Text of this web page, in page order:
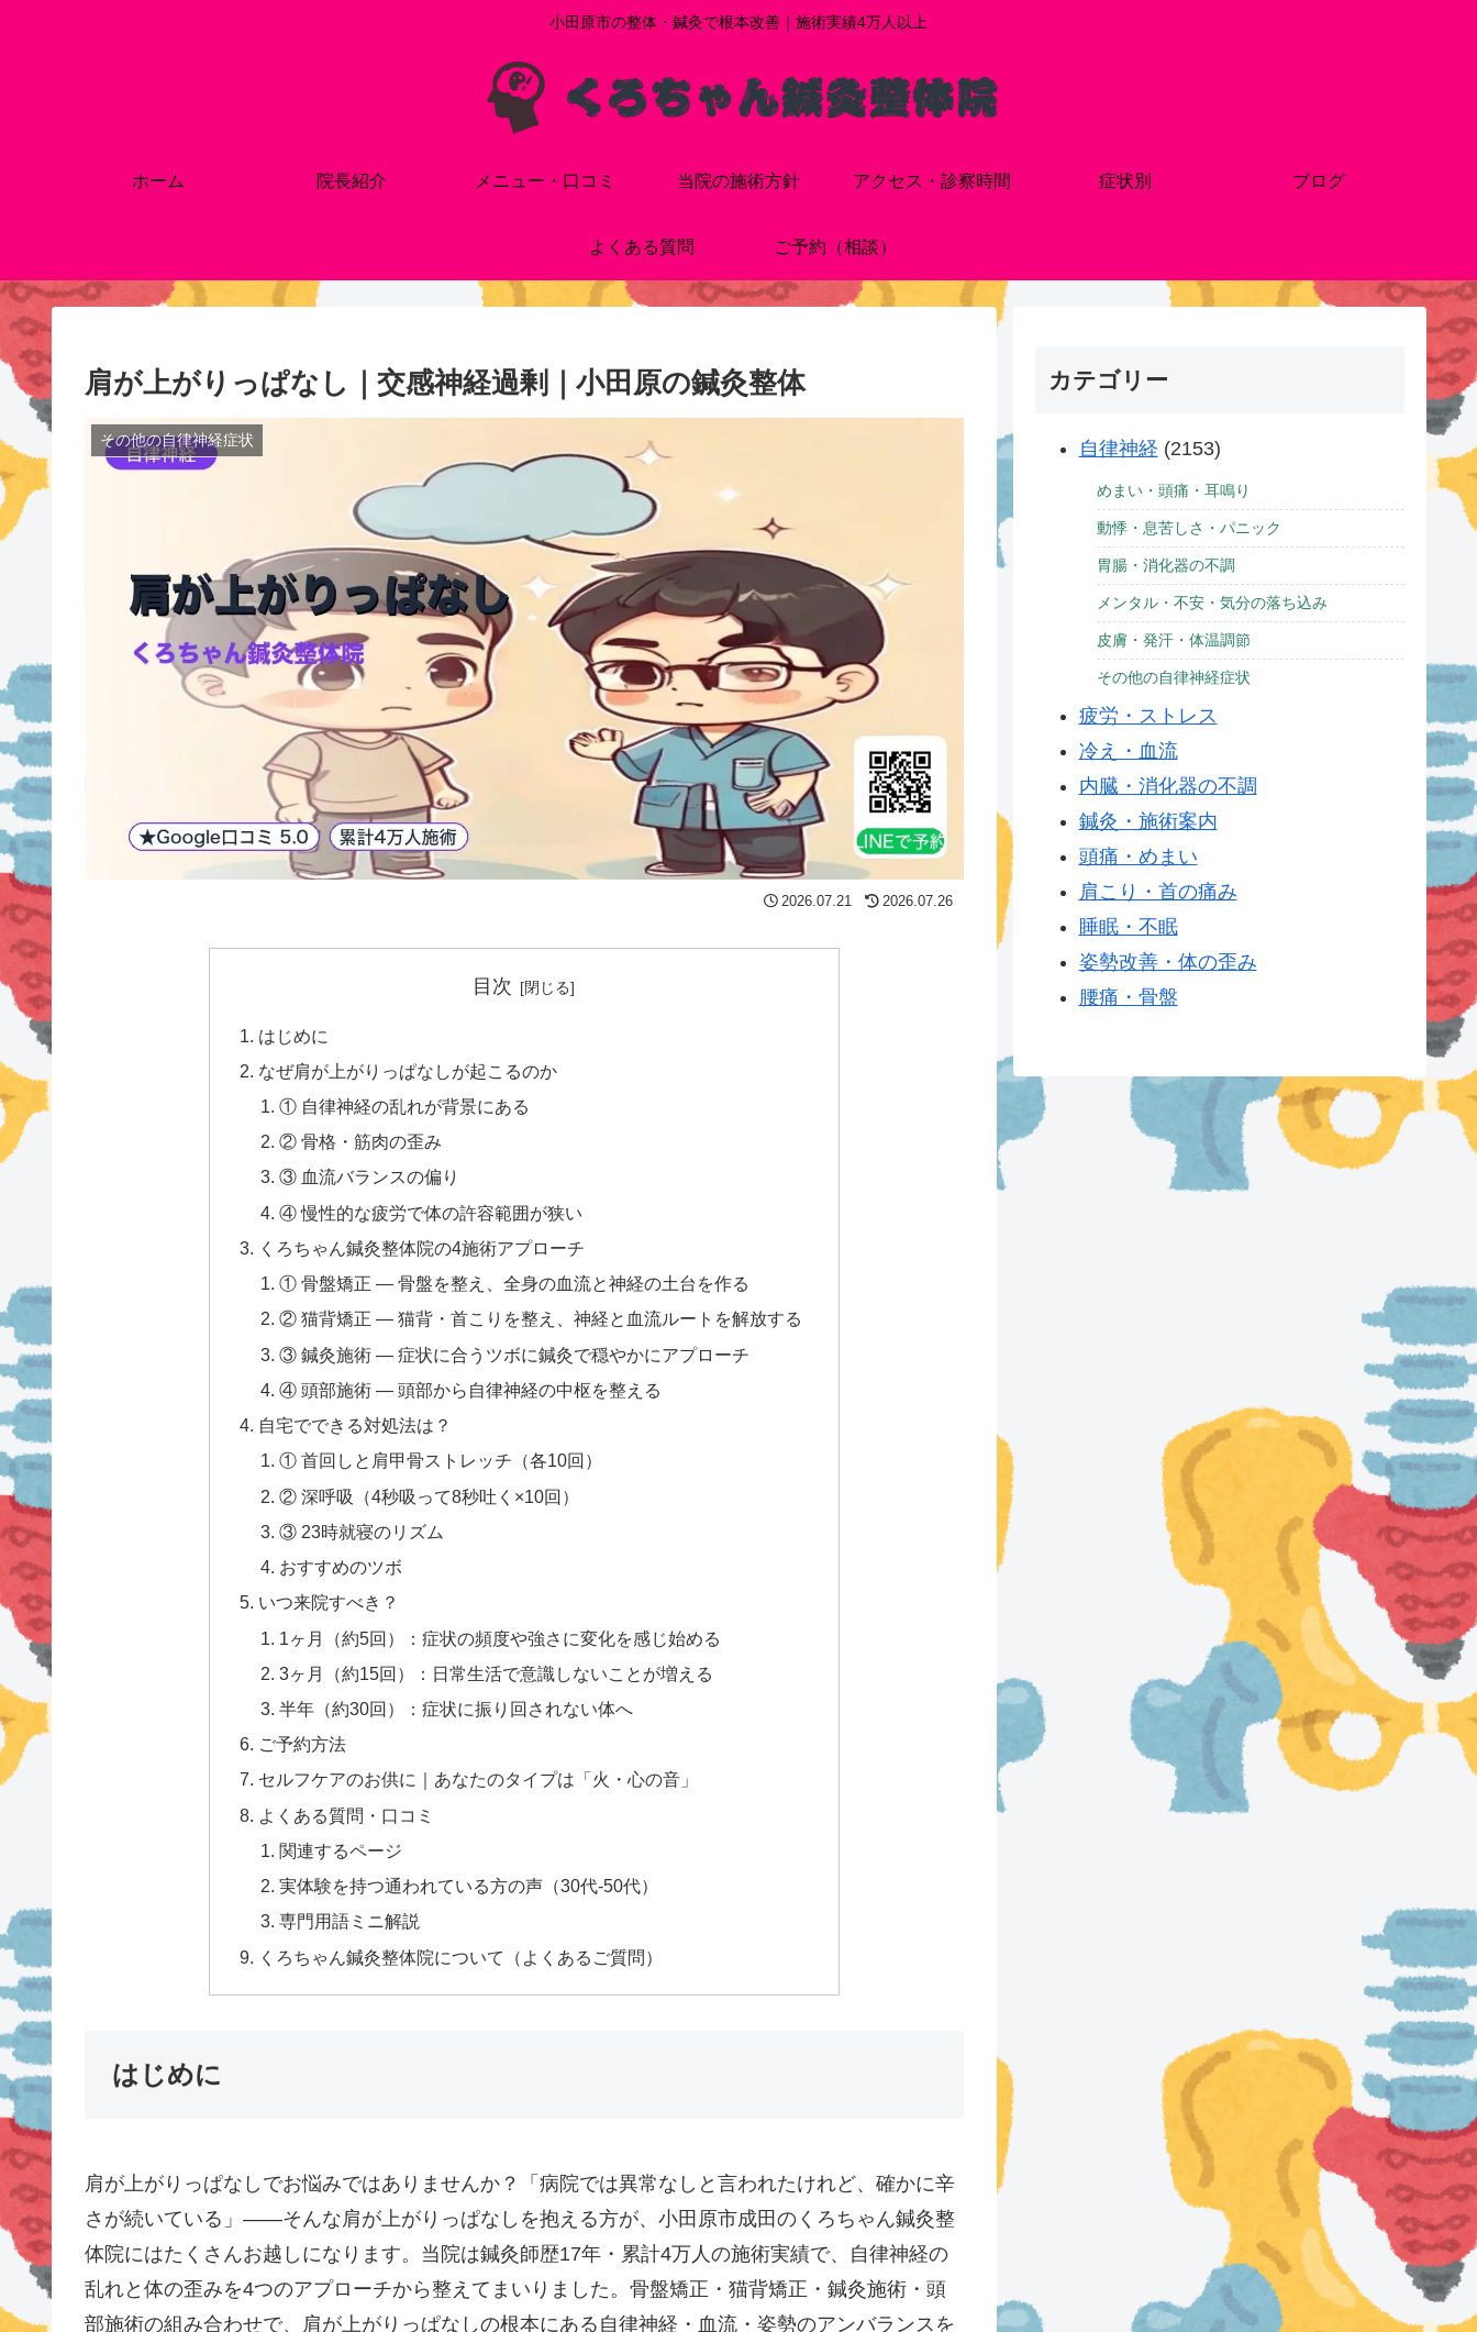
小田原市の整体・鍼灸で根本改善｜施術実績4万人以上
ホーム 院長紹介 メニュー・口コミ 当院の施術方針 アクセス・診察時間 症状別 ブログ
よくある質問 ご予約（相談）
肩が上がりっぱなし｜交感神経過剰｜小田原の鍼灸整体
その他の自律神経症状
2026.07.21 2026.07.26
目次
はじめに
なぜ肩が上がりっぱなしが起こるのか
① 自律神経の乱れが背景にある
② 骨格・筋肉の歪み
③ 血流バランスの偏り
④ 慢性的な疲労で体の許容範囲が狭い
くろちゃん鍼灸整体院の4施術アプローチ
① 骨盤矯正 — 骨盤を整え、全身の血流と神経の土台を作る
② 猫背矯正 — 猫背・首こりを整え、神経と血流ルートを解放する
③ 鍼灸施術 — 症状に合うツボに鍼灸で穏やかにアプローチ
④ 頭部施術 — 頭部から自律神経の中枢を整える
自宅でできる対処法は？
① 首回しと肩甲骨ストレッチ（各10回）
② 深呼吸（4秒吸って8秒吐く×10回）
③ 23時就寝のリズム
おすすめのツボ
いつ来院すべき？
1ヶ月（約5回）：症状の頻度や強さに変化を感じ始める
3ヶ月（約15回）：日常生活で意識しないことが増える
半年（約30回）：症状に振り回されない体へ
ご予約方法
セルフケアのお供に｜あなたのタイプは「火・心の音」
よくある質問・口コミ
関連するページ
実体験を持つ通われている方の声（30代-50代）
専門用語ミニ解説
くろちゃん鍼灸整体院について（よくあるご質問）
はじめに
肩が上がりっぱなしでお悩みではありませんか？「病院では異常なしと言われたけれど、確かに辛
さが続いている」——そんな肩が上がりっぱなしを抱える方が、小田原市成田のくろちゃん鍼灸整
体院にはたくさんお越しになります。当院は鍼灸師歴17年・累計4万人の施術実績で、自律神経の
乱れと体の歪みを4つのアプローチから整えてまいりました。骨盤矯正・猫背矯正・鍼灸施術・頭
部施術の組み合わせで、肩が上がりっぱなしの根本にある自律神経・血流・姿勢のアンバランスを
カテゴリー
自律神経 (2153)
めまい・頭痛・耳鳴り
動悸・息苦しさ・パニック
胃腸・消化器の不調
メンタル・不安・気分の落ち込み
皮膚・発汗・体温調節
その他の自律神経症状
疲労・ストレス
冷え・血流
内臓・消化器の不調
鍼灸・施術案内
頭痛・めまい
肩こり・首の痛み
睡眠・不眠
姿勢改善・体の歪み
腰痛・骨盤